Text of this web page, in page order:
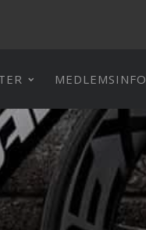
MEDLEMSINFO